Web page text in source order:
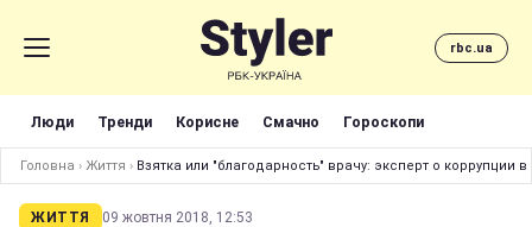
rbc.ua
Люди Тренди Корисне Смачно Гороскопи
Головна › Життя › Взятка или "благодарность" врачу: эксперт о коррупции
ЖИТТЯ 09 жовтня 2018, 12:53